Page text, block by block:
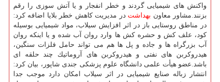
واكنش های شیمیایی گردند و خطر انفجار و یا آتش سوزی را رقم
بزنند.مشاور معاون بهداشت در مدیریت كاهش خطر بلایا اضافه كرد:
در مناطق روستایی باز در اثر افزایش سیلاب، مواد شیمیایی بوسیله
كود، علف كش و حشره كش ها وارد روان آب شده و یا اینكه روان
آب بزرگراه ها و جاده و پل ها هم می تواند حامل فلزات سنگین،
هیدروكربن های نفتی و هیدروكربن های آروماتیك چند حلقه ای
باشد.عضو هیأت علمی دانشگاه علوم پزشكی جندی شاپور، بیان كرد:
انتشار زباله صنایع شیمیایی در اثر سیلاب امكان دارد موجب جدا